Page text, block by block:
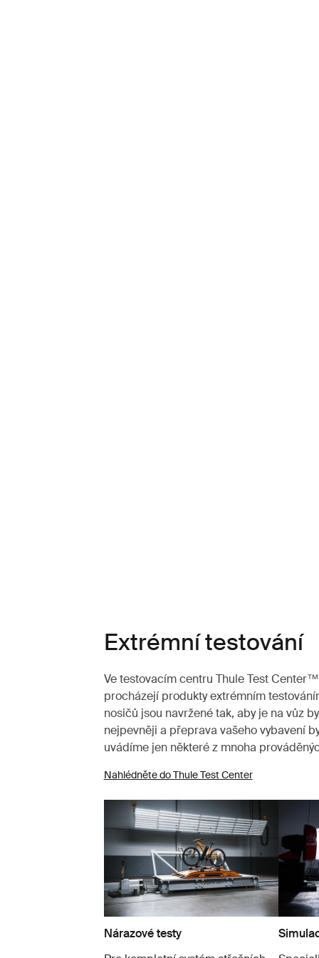
Extrémní testování
Ve testovacím centru Thule Test
procházejí produkty extrémním
nosičů jsou navržené tak, aby je na vůz
nejpevněji a přeprava vašeho vybavení
uvádíme jen některé z mnoha
Nahlédněte do Thule Test Center
Nárazové testy